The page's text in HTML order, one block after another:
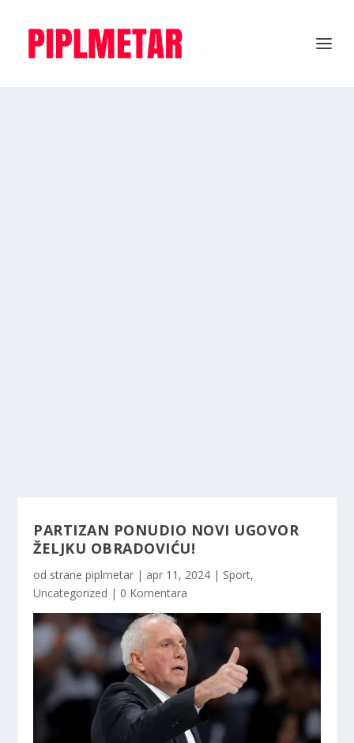
PARTIZAN PONUDIO NOVI UGOVOR
ŽELJKU OBRADOVIĆU!
od stranepiplmetar | apr 11, 2024 | Sport,
Uncategorized | 0 Komentara